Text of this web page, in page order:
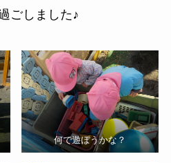
ごしました♪
何で遊ぼうかな？